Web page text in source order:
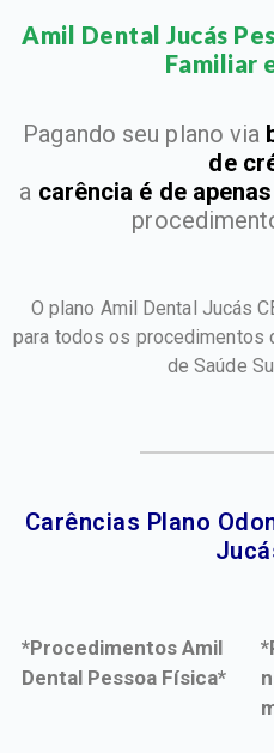
Amil Dental Jucás
Familiar
Pagando seu plano via
de
a carência é de
O plano Amil Dental Jucás
para todos os procedimentos
de Saúde
Carências Plano
*Procedimentos Amil
Dental Pessoa Física*